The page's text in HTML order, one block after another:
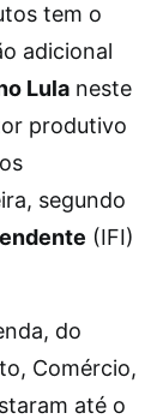
tem o
adicional
Lula neste
produtivo
segundo
(IFI)
do
Comércio,
até o